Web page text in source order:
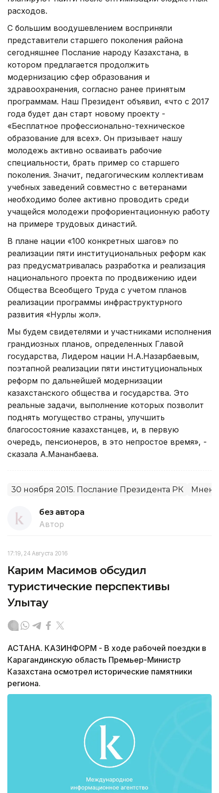
расходов.
С большим воодушевлением восприняли
представители старшего поколения района
сегодняшнее Послание народу Казахстана, в
котором предлагается продолжить
модернизацию сфер образования и
здравоохранения, согласно ранее принятым
программам. Наш Президент объявил, «что с 2017
года будет дан старт новому проекту -
«Бесплатное профессионально-техническое
образование для всех». Он призывает нашу
молодежь активно осваивать рабочие
специальности, брать пример со старшего
поколения. Значит, педагогическим коллективам
учебных заведений совместно с ветеранами
необходимо более активно проводить среди
учащейся молодежи профориентационную работу
на примере трудовых династий.
В плане нации «100 конкретных шагов» по
реализации пяти институциональных реформ как
раз предусматривалась разработка и реализация
национального проекта по продвижению идеи
Общества Всеобщего Труда с учетом планов
реализации программы инфраструктурного
развития «Нурлы жол».
Мы будем свидетелями и участниками исполнения
грандиозных планов, определенных Главой
государства, Лидером нации Н.А.Назарбаевым,
поэтапной реализации пяти институциональных
реформ по дальнейшей модернизации
казахстанского общества и государства. Это
реальные задачи, выполнение которых позволит
поднять могущество страны, улучшить
благосостояние казахстанцев, и, в первую
очередь, пенсионеров, в это непростое время», -
сказала А.Мананбаева.
30 ноября 2015. Послание Президента РК
без автора
Автор
17:19, 24 Августа 2016
Карим Масимов обсудил
туристические перспективы
Улытау
АСТАНА. КАЗИНФОРМ - В ходе рабочей поездки в
Карагандинскую область Премьер-Министр
Казахстана осмотрел исторические памятники
региона.